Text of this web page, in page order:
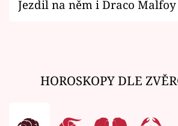
Jezdil na něm i Draco Malfoy
HOROSKOPY DLE